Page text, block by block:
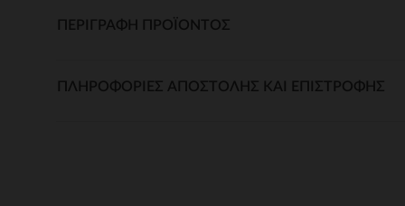
ΠΕΡΙΓΡΑΦΉ ΠΡΟΪΌΝΤΟΣ
ΠΛΗΡΟΦΟΡΊΕΣ ΑΠΟΣΤΟΛΉΣ ΚΑΙ ΕΠΙΣΤΡΟΦΉΣ